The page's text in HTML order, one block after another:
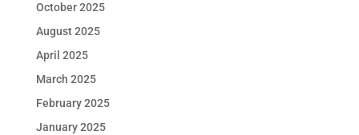
October 2025
August 2025
April 2025
March 2025
February 2025
January 2025